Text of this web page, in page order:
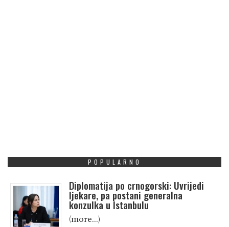
POPULARNO
Diplomatija po crnogorski: Uvrijedi
ljekare, pa postani generalna
konzulka u Istanbulu
(more…)